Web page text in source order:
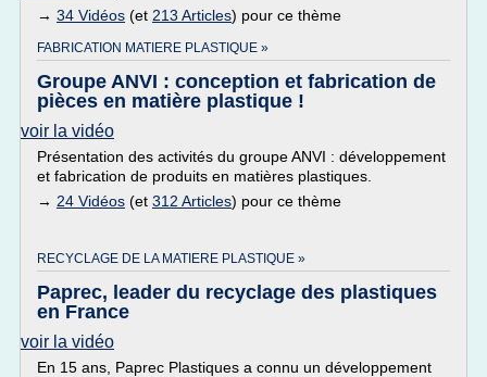
→ 34 Vidéos (et 213 Articles) pour ce thème
FABRICATION MATIERE PLASTIQUE »
Groupe ANVI : conception et fabrication de
pièces en matière plastique !
voir la vidéo
Présentation des activités du groupe ANVI : développement
et fabrication de produits en matières plastiques.
→ 24 Vidéos (et 312 Articles) pour ce thème
RECYCLAGE DE LA MATIERE PLASTIQUE »
Paprec, leader du recyclage des plastiques
en France
voir la vidéo
En 15 ans, Paprec Plastiques a connu un développement